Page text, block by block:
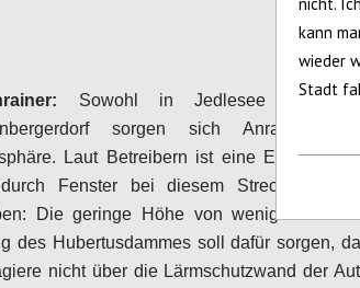
Sowohl in Jedlesee als
sorgen sich Anrainer
Laut Betreibern ist eine Einsicht in
Fenster bei diesem Streckenverlauf
Die geringe Höhe von weniger als 8
des Hubertusdammes soll dafür sorgen,
nicht über die Lärmschutzwand der
kann
wieder
Stadt